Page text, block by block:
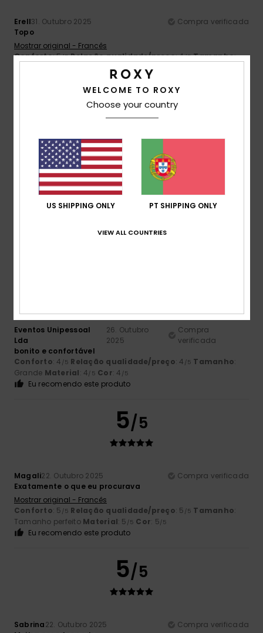
Erell31. Outubro 2025
Compra verificada
Topo
Mostrar original - Francês
Conforto: 5/5 Relação qualidade/preço: 4/5 Tamanho:
Material : 5/5 Cor: 5
Eu recomendo este produto
5/5
Celine27. Outubro 2025
Agora também tenho essa cor, porque já tinha a cinza-
preta e simplesmente adoro!
Mostrar original - Alemão
Eu recomendo este produto
Eventos Unipessoal
Lda
26. Outubro
2025
Compra
verificada
bonito e confortável
Conforto: 4 /5 Relação qualidade/preço: 4 /5 Tamanho:
Grande Material: 4/5 Cor: 4 /5
Eu recomendo este produto
5/5
Magali22. Outubro 2025
Compra verificada
Exatamente o que eu procurava
Mostrar original - Francês
Conforto: 5 /5 Relação qualidade/preço: 5 /5 Tamanho:
Tamanho perfeito Material: 5 /5 Cor: 5/5
Eu recomendo este produto
5/5
Sabrina22. Outubro 2025
Compra verificada
WELCOME TO ROXY
Choose your country
US SHIPPING ONLY PT SHIPPING ONLY
VIEW ALL COUNTRIES